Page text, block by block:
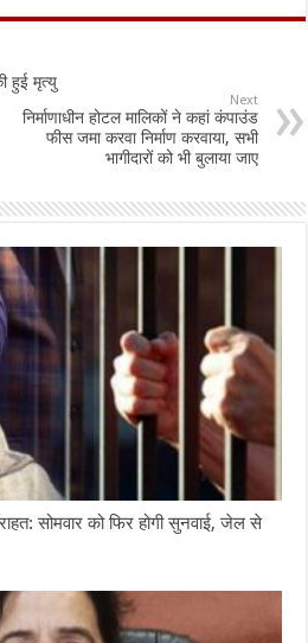
ar
हुई मृत्यु
Next
निर्माणाधीन होटल मालिकों ने कहां कंपाउंड
फीस जमा करवा निर्माण करवाया, सभी
भागीदारों को भी बुलाया जाए
राहत: सोमवार को फिर होगी सुनवाई, जेल से